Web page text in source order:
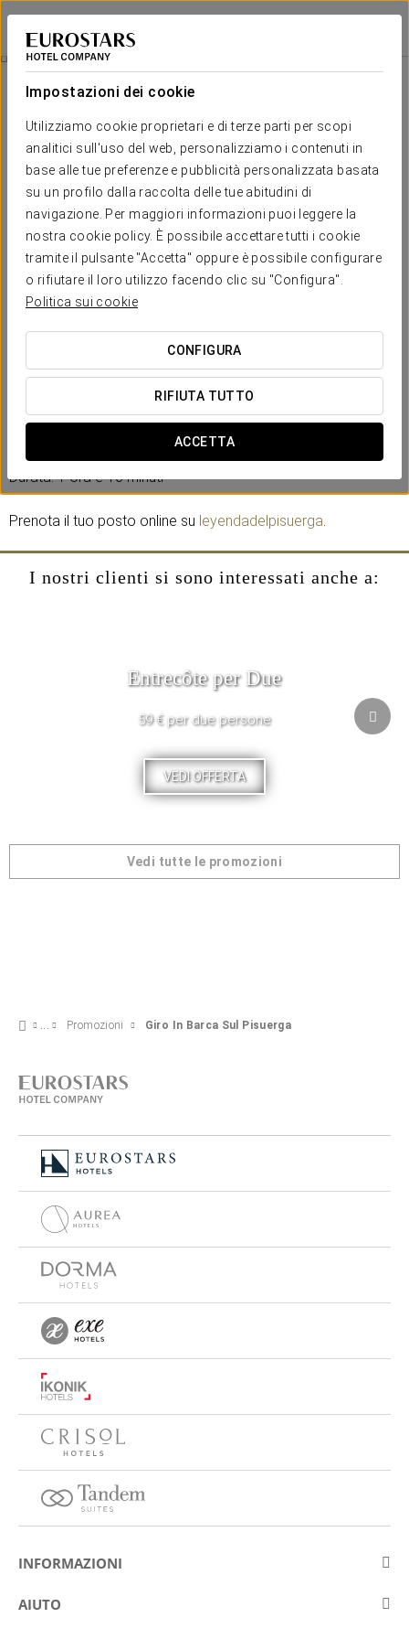
Impostazioni dei cookie
Utilizziamo cookie proprietari e di terze parti per scopi
analitici sull'uso del web, personalizziamo i contenuti in
base alle tue preferenze e pubblicità personalizzata basata
su un profilo dalla raccolta delle tue abitudini di
navigazione. Per maggiori informazioni puoi leggere la
nostra cookie policy. È possibile accettare tutti i cookie
tramite il pulsante "Accetta" oppure è possibile configurare
o rifiutare il loro utilizzo facendo clic su "Configura".
Politica sui cookie
CONFIGURA
RIFIUTA TUTTO
ACCETTA
Eurostars Valladolid
VALLADOLID
Giro In Barca Sul Pisuerga
€14 a persona
Giro in Barca sul Pisuerga
Vivi Valladolid da un’altra prospettiva a bordo della Leyenda
del Pisuerga, una barca ispirata ai storici battelli a vapore del
Mississippi del XIX secolo. Goditi un percorso di 13 km
(andata e ritorno) mentre ammiri la città e ti rilassi con il
Durata: 1 ora e 10 minuti
Prenota il tuo posto online su leyendadelpisuerga.
I nostri clienti si sono interessati anche a:
Entrecôte per Due
59 € per due persone
VEDI OFFERTA
Vedi tutte le promozioni
Promozioni Giro In Barca Sul Pisuerga
INFORMAZIONI
Su Eurostars Hotel Company
AIUTO